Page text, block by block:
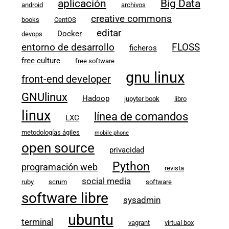
android aplicación archivos Big Data
books CentOS creative commons
devops Docker
editar
entorno de desarrollo
ficheros FLOSS
free culture free software
front-end developer gnu linux
GNUlinux Hadoop jupyter book libro
linux LXC línea de comandos
metodologías ágiles mobile phone
open source privacidad
programación web Python
revista
ruby
scrum social media software
software libre sysadmin
terminal ubuntu vagrant virtual box